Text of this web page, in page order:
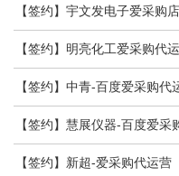
【签约】宇文发电子爱采购
【签约】明亮化工爱采购代
【签约】中青-百度爱采购代
【签约】慧展仪器-百度爱采
【签约】新超-爱采购代运营